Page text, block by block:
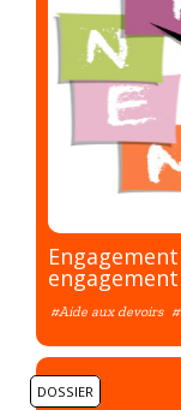
#Aide aux devoirs
DOSSIER